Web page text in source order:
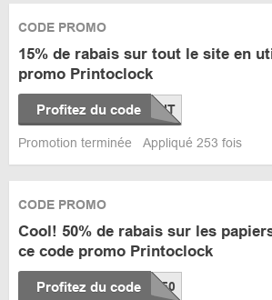
CODE PROMO
15% de rabais sur tout le site en
promo Printoclock
Profitez du code
Promotion terminée Appliqué 253 fois
CODE PROMO
Cool! 50% de rabais sur les
ce code promo Printoclock
Profitez du code